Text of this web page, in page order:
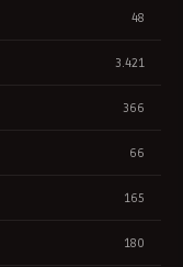
48
3.421
366
66
165
180